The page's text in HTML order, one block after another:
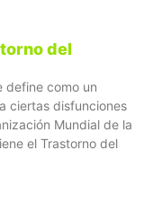
del
define como un
ciertas disfunciones
Mundial de la
el Trastorno del